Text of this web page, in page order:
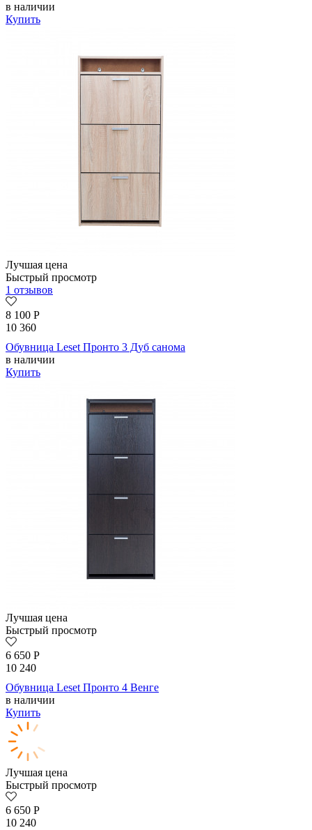
в наличии
Купить
Лучшая цена
Быстрый просмотр
1 отзывов
8 100 Р
10 360
Обувница Leset Пронто 3 Дуб санома
в наличии
Купить
Лучшая цена
Быстрый просмотр
6 650 Р
10 240
Обувница Leset Пронто 4 Венге
в наличии
Купить
Лучшая цена
Быстрый просмотр
6 650 Р
10 240